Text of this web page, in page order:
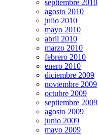
septiembre 2010
agosto 2010
julio 2010
mayo 2010
abril 2010
marzo 2010
febrero 2010
enero 2010
diciembre 2009
noviembre 2009
octubre 2009
septiembre 2009
agosto 2009
junio 2009
mayo 2009